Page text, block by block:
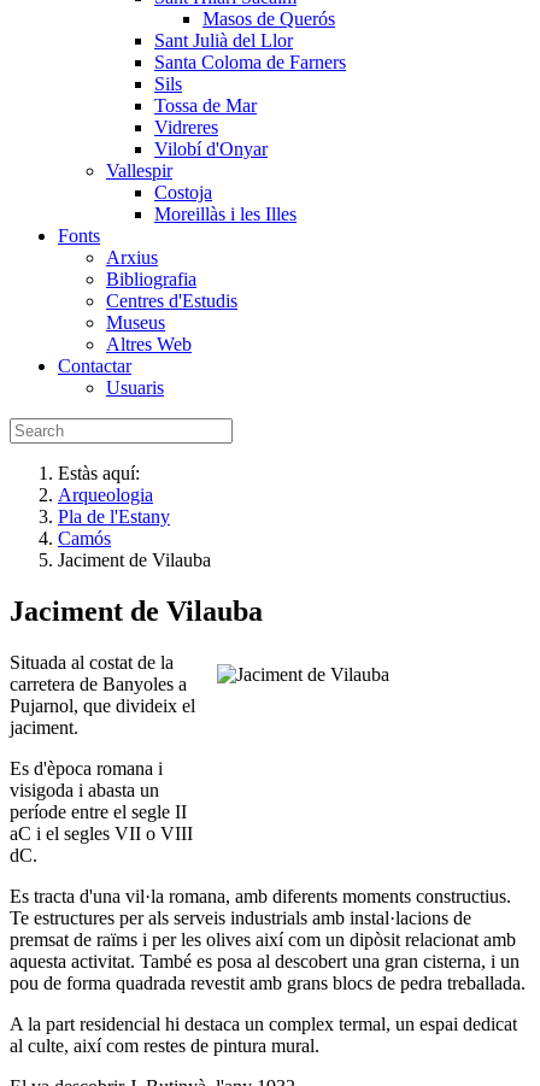
Masos de Querós
Sant Julià del Llor
Santa Coloma de Farners
Sils
Tossa de Mar
Vidreres
Vilobí d'Onyar
Vallespir
Costoja
Moreillàs i les Illes
Fonts
Arxius
Bibliografia
Centres d'Estudis
Museus
Altres Web
Contactar
Usuaris
Estàs aquí:
Arqueologia
Pla de l'Estany
Camós
Jaciment de Vilauba
Jaciment de Vilauba
Situada al costat de la
carretera de Banyoles a
Pujarnol, que divideix el
jaciment.
Es d'època romana i
visigoda i abasta un
període entre el segle II
aC i el segles VII o VIII
dC.
Es tracta d'una vil·la romana, amb diferents moments constructius.
Te estructures per als serveis industrials amb instal·lacions de
premsat de raïms i per les olives així com un dipòsit relacionat amb
aquesta activitat. També es posa al descobert una gran cisterna, i un
pou de forma quadrada revestit amb grans blocs de pedra treballada.
A la part residencial hi destaca un complex termal, un espai dedicat
al culte, així com restes de pintura mural.